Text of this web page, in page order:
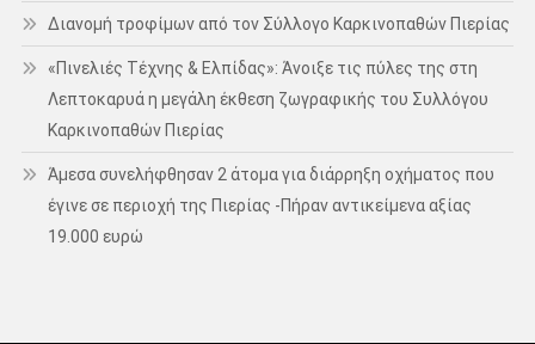
Διανομή τροφίμων από τον Σύλλογο Καρκινοπαθών Πιερίας
«Πινελιές Τέχνης & Ελπίδας»: Άνοιξε τις πύλες της στη
Λεπτοκαρυά η μεγάλη έκθεση ζωγραφικής του Συλλόγου
Καρκινοπαθών Πιερίας
Άμεσα συνελήφθησαν 2 άτομα για διάρρηξη οχήματος που
έγινε σε περιοχή της Πιερίας -Πήραν αντικείμενα αξίας
19.000 ευρώ